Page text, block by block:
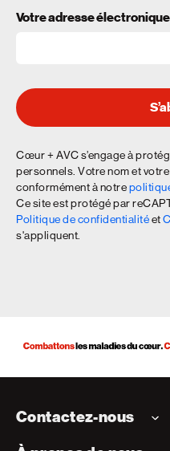
Votre adresse électronique
Cœur + AVC s’engage à
personnels. Votre nom et
conformément à notre
Ce site est protégé par
Politique de confidentialitéet
s'appliquent.
Contactez-nous